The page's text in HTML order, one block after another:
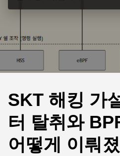
SKT 해킹 가
터 탈취와
어떻게 이뤄